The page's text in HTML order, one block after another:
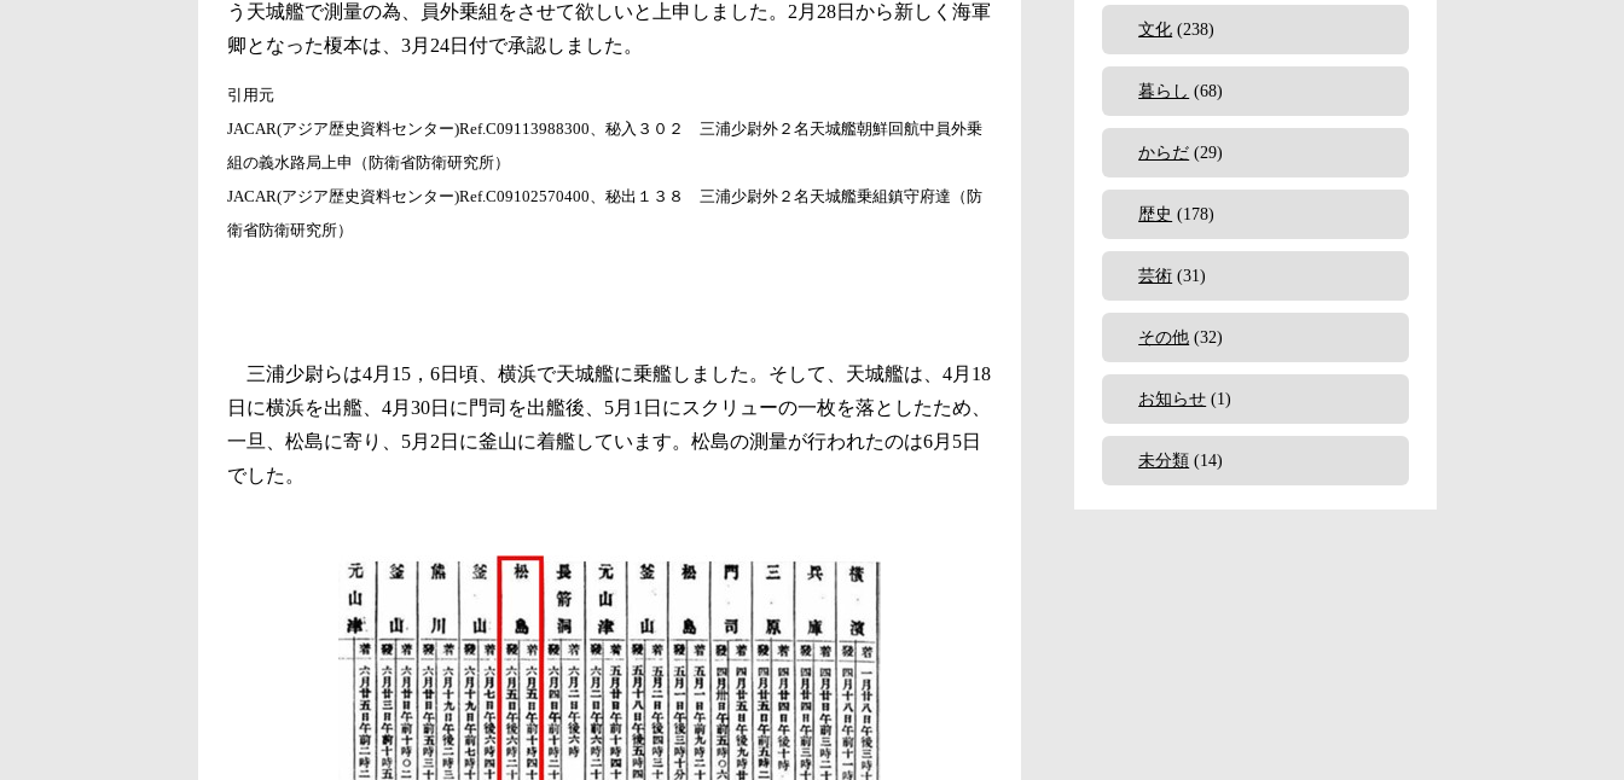
う天城艦で測量の為、員外乗組をさせて欲しいと上申しました。2月28日から新しく海軍
卿となった榎本は、3月24日付で承認しました。
引用元
JACAR(アジア歴史資料センター)Ref.C09113988300、秘入３０２ 三浦少尉外２名天城艦朝鮮回航中員外乗
組の義水路局上申（防衛省防衛研究所）
JACAR(アジア歴史資料センター)Ref.C09102570400、秘出１３８ 三浦少尉外２名天城艦乗組鎮守府達（防
衛省防衛研究所）
三浦少尉らは4月15，6日頃、横浜で天城艦に乗艦しました。そして、天城艦は、4月18
日に横浜を出艦、4月30日に門司を出艦後、5月1日にスクリューの一枚を落としたため、
一旦、松島に寄り、5月2日に釜山に着艦しています。松島の測量が行われたのは6月5日
でした。
文化 (238)
暮らし (68)
からだ (29)
歴史 (178)
芸術 (31)
その他 (32)
お知らせ (1)
未分類 (14)